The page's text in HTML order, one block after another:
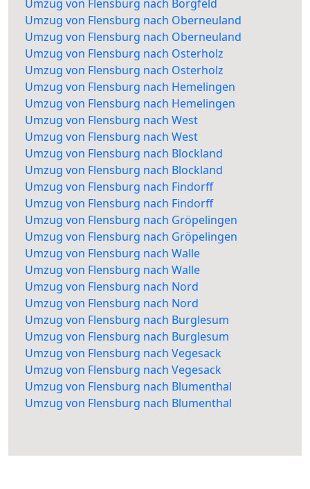
Umzug von Flensburg nach Borgfeld
Umzug von Flensburg nach Oberneuland
Umzug von Flensburg nach Oberneuland
Umzug von Flensburg nach Osterholz
Umzug von Flensburg nach Osterholz
Umzug von Flensburg nach Hemelingen
Umzug von Flensburg nach Hemelingen
Umzug von Flensburg nach West
Umzug von Flensburg nach West
Umzug von Flensburg nach Blockland
Umzug von Flensburg nach Blockland
Umzug von Flensburg nach Findorff
Umzug von Flensburg nach Findorff
Umzug von Flensburg nach Gröpelingen
Umzug von Flensburg nach Gröpelingen
Umzug von Flensburg nach Walle
Umzug von Flensburg nach Walle
Umzug von Flensburg nach Nord
Umzug von Flensburg nach Nord
Umzug von Flensburg nach Burglesum
Umzug von Flensburg nach Burglesum
Umzug von Flensburg nach Vegesack
Umzug von Flensburg nach Vegesack
Umzug von Flensburg nach Blumenthal
Umzug von Flensburg nach Blumenthal